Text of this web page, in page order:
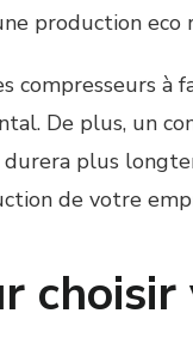
production eco
compresseurs à
De plus, un
plus
de votre